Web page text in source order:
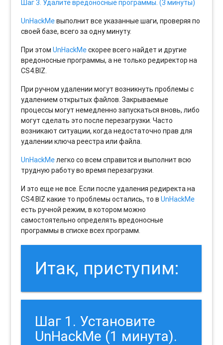
Шаг 3. Удалите вредоносные программы. (3 минуты)
UnHackMeвыполнит все указанные шаги, проверяя по
своей базе, всего за одну минуту.
При этомUnHackMeскорее всего найдет и другие
вредоносные программы, а не только редиректор на
CS4.BIZ.
При ручном удалении могут возникнуть проблемы с
удалением открытых файлов. Закрываемые
процессы могут немедленно запускаться вновь, либо
могут сделать это после перезагрузки. Часто
возникают ситуации, когда недостаточно прав для
удалении ключа реестра или файла.
UnHackMeлегко со всем справится и выполнит всю
трудную работу во время перезагрузки.
И это еще не все. Если после удаления редиректа на
CS4.BIZ какие то проблемы остались, то вUnHackMe
есть ручной режим, в котором можно
самостоятельно определять вредоносные
программы в списке всех программ.
Итак, приступим:
Шаг 1. Установите
UnHackMe (1 минута).